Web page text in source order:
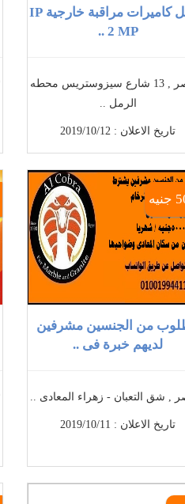
أفضل كاميرات مراقبة خارجية IP
2 MP ..
مصر , 13 شارع سيزوستريس محطه
الرمل ..
تاريخ الاعلان : 2019/10/12
من الجنسين مشرفين
لديهم خبرة فى ..
, شق التعبان - زهراء المعادى ..
تاريخ الاعلان : 2019/10/11